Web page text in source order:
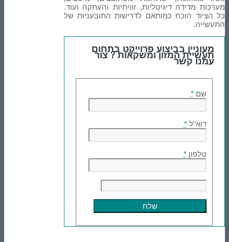
מערכות מדידה דיגיטליות, זוויתיות והעתקה ועוד.
כל הציוד הוכח כמותאם לדרישות התובעניות של
התעשייה.
מעוניין בביצוע פרוייקט בתחום
תעשיית המזון ומשקאות ? צור
עמנו קשר
שם*
דוא"ל*
טלפון*